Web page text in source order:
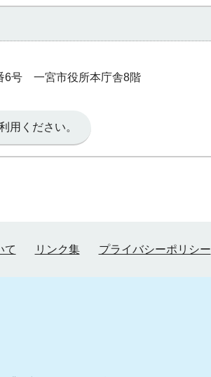
6号 一宮市役所本庁舎8階
用ください。
て リンク集 プライバシーポリシー